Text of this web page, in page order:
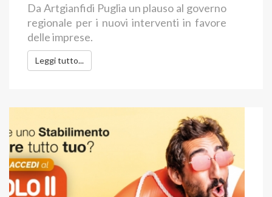
Da Artgianfidi Puglia un plauso al governo
regionale per i nuovi interventi in favore
delle imprese.
Leggi tutto...